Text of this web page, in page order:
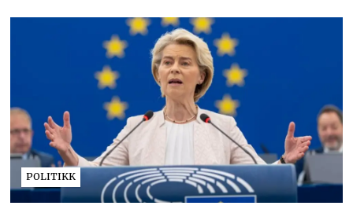
POLITIKK